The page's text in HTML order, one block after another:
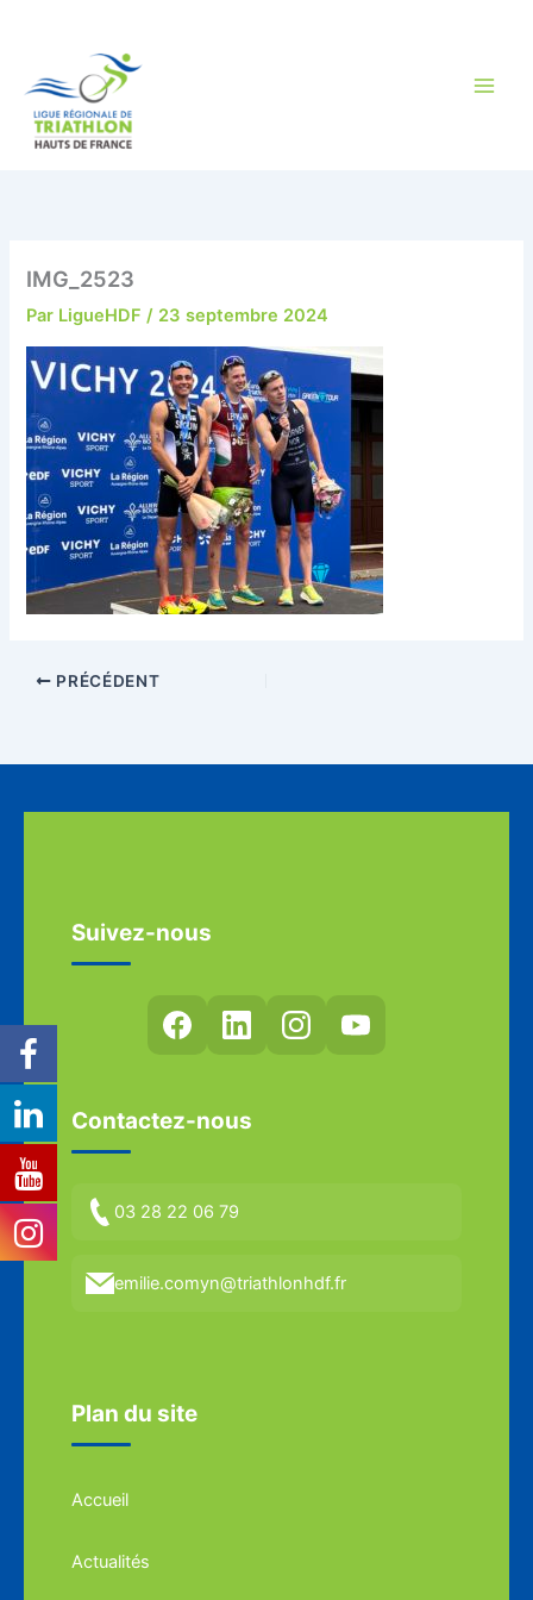
IMG_2523
Par LigueHDF/ 23 septembre 2024
PRÉCÉDENT
Suivez-nous
Contactez-nous
03 28 22 06 79
emilie.comyn@triathlonhdf.fr
Plan du site
Accueil
Actualités